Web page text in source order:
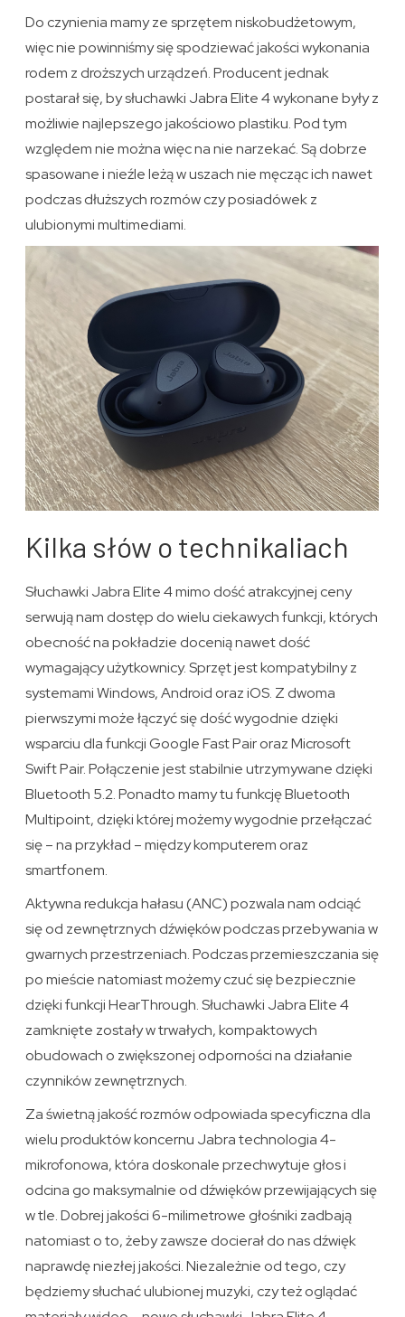
Do czynienia mamy ze sprzętem niskobudżetowym,
więc nie powinniśmy się spodziewać jakości wykonania
rodem z droższych urządzeń. Producent jednak
postarał się, by słuchawki Jabra Elite 4 wykonane były z
możliwie najlepszego jakościowo plastiku. Pod tym
względem nie można więc na nie narzekać. Są dobrze
spasowane i nieźle leżą w uszach nie męcząc ich nawet
podczas dłuższych rozmów czy posiadówek z
ulubionymi multimediami.
Kilka słów o technikaliach
Słuchawki Jabra Elite 4 mimo dość atrakcyjnej ceny
serwują nam dostęp do wielu ciekawych funkcji, których
obecność na pokładzie docenią nawet dość
wymagający użytkownicy. Sprzęt jest kompatybilny z
systemami Windows, Android oraz iOS. Z dwoma
pierwszymi może łączyć się dość wygodnie dzięki
wsparciu dla funkcji Google Fast Pair oraz Microsoft
Swift Pair. Połączenie jest stabilnie utrzymywane dzięki
Bluetooth 5.2. Ponadto mamy tu funkcję Bluetooth
Multipoint, dzięki której możemy wygodnie przełączać
się – na przykład – między komputerem oraz
smartfonem.
Aktywna redukcja hałasu (ANC) pozwala nam odciąć
się od zewnętrznych dźwięków podczas przebywania w
gwarnych przestrzeniach. Podczas przemieszczania się
po mieście natomiast możemy czuć się bezpiecznie
dzięki funkcji HearThrough. Słuchawki Jabra Elite 4
zamknięte zostały w trwałych, kompaktowych
obudowach o zwiększonej odporności na działanie
czynników zewnętrznych.
Za świetną jakość rozmów odpowiada specyficzna dla
wielu produktów koncernu Jabra technologia 4-
mikrofonowa, która doskonale przechwytuje głos i
odcina go maksymalnie od dźwięków przewijających się
w tle. Dobrej jakości 6-milimetrowe głośniki zadbają
natomiast o to, żeby zawsze docierał do nas dźwięk
naprawdę niezłej jakości. Niezależnie od tego, czy
będziemy słuchać ulubionej muzyki, czy też oglądać